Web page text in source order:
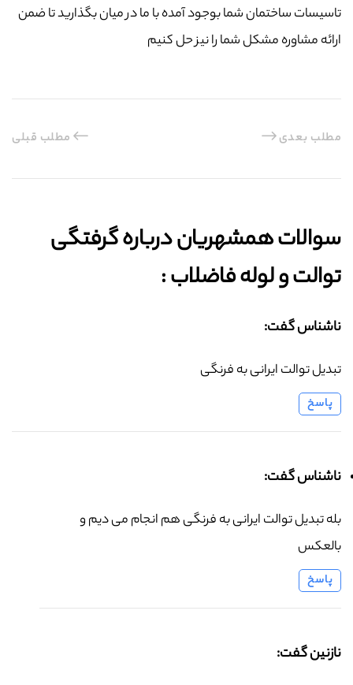
تاسیسات ساختمان شما بوجود آمده با ما در میان بگذارید تا ضمن
ارائه مشاوره مشکل شما را نیز حل کنیم
مطلب قبلی مطلب بعدی
سوالات همشهریان درباره گرفتگی
توالت و لوله فاضلاب :‌
ناشناس گفت:
تبدیل توالت ایرانی به فرنگی
پاسخ
ناشناس گفت:
بله تبدیل توالت ایرانی به فرنگی هم انجام می دیم و
بالعکس
پاسخ
نازنین گفت: